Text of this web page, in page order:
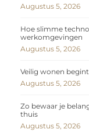
Augustus 5, 2026
Hoe slimme
werkomgevingen
Augustus 5, 2026
Veilig wonen
Augustus 5, 2026
Zo bewaar je
thuis
Augustus 5, 2026